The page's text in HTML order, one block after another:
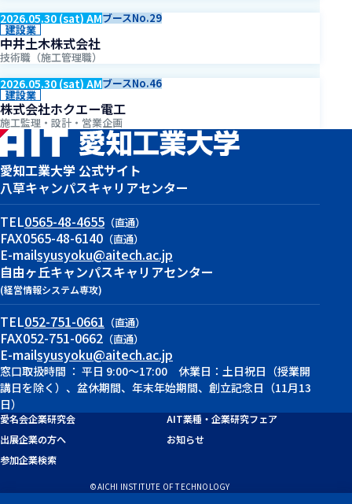
2026.05.30 (sat) AMブースNo.29
建設業
中井土木株式会社
技術職（施工管理職）
2026.05.30 (sat) AMブースNo.46
建設業
株式会社ホクエー電工
施工監理・設計・営業企画
愛知工業大学 公式サイト
八草キャンパスキャリアセンター
TEL0565-48-4655 （直通）
FAX0565-48-6140 （直通）
E-mailsyusyoku@aitech.ac.jp
自由ヶ丘キャンパスキャリアセンター
(経営情報システム専攻)
TEL052-751-0661 （直通）
FAX052-751-0662 （直通）
E-mailsyusyoku@aitech.ac.jp
窓口取扱時間 ： 平日 9:00～17:00 休業日：土日祝日（授業開
講日を除く）、盆休期間、年末年始期間、創立記念日（11月13
日）
愛名会企業研究会
AIT業種・企業研究フェア
出展企業の方へ
お知らせ
参加企業検索
©AICHI INSTITUTE OF TECHNOLOGY